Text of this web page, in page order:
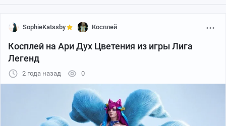
SophieKatssby Косплей
Косплей на Ари Дух Цветения из игры Лига
Легенд
2 года назад 0